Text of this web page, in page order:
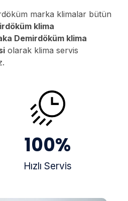
marka klimalar bütün
klima
Demirdöküm klima
olarak klima servis
100%
Hızlı Servis